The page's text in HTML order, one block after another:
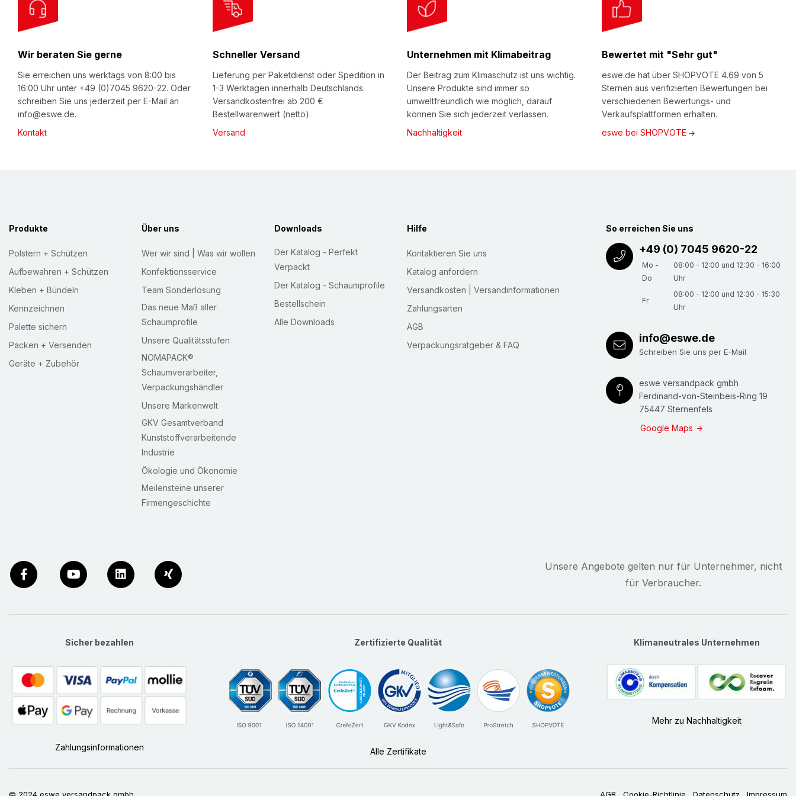
e
w
s
Wir beraten Sie gerne
Sie erreichen uns werktags von 8:00 bis
16:00 Uhr unter +49 (0)7045 9620-22. Oder
schreiben Sie uns jederzeit per E-Mail an
info@eswe.de.
Kontakt
Schneller Versand
Lieferung per Paketdienst oder Spedition in
1-3 Werktagen innerhalb Deutschlands.
Versandkostenfrei ab 200 €
Bestellwarenwert (netto).
Versand
Unternehmen mit Klimabeitrag
Der Beitrag zum Klimaschutz ist uns wichtig.
Unsere Produkte sind immer so
umweltfreundlich wie möglich, darauf
können Sie sich jederzeit verlassen.
Nachhaltigkeit
Bewertet mit "Sehr gut"
eswe.de hat über SHOPVOTE 4.69 von 5
Sternen aus verifizierten Bewertungen bei
verschiedenen Bewertungs- und
Verkaufsplattformen erhalten.
eswe bei SHOPVOTE
Produkte
Polstern + Schützen
Aufbewahren + Schützen
Kleben + Bündeln
Kennzeichnen
Palette sichern
Packen + Versenden
Geräte + Zubehör
Über uns
Wer wir sind | Was wir wollen
Konfektionsservice
Team Sonderlösung
Das neue Maß aller
Schaumprofile
Unsere Qualitätsstufen
NOMAPACK®
Schaumverarbeiter,
Verpackungshändler
Unsere Markenwelt
GKV Gesamtverband
Kunststoffverarbeitende
Industrie
Ökologie und Ökonomie
Meilensteine unserer
Firmengeschichte
Downloads
Der Katalog - Perfekt
Verpackt
Der Katalog - Schaumprofile
Bestellschein
Alle Downloads
Hilfe
Kontaktieren Sie uns
Katalog anfordern
Versandkosten | Versandinformationen
Zahlungsarten
AGB
Verpackungsratgeber & FAQ
So erreichen Sie uns
+49 (0) 7045 9620-22
Mo -
Do
08:00 - 12:00 und 12:30 - 16:00
Uhr
Fr
08:00 - 12:00 und 12:30 - 15:30
Uhr
info@eswe.de
Schreiben Sie uns per E-Mail
eswe versandpack gmbh
Ferdinand-von-Steinbeis-Ring 19
75447 Sternenfels
Google Maps
Unsere Angebote gelten nur für Unternehmer, nicht
für Verbraucher.
Sicher bezahlen
Zahlungsinformationen
Zertifizierte Qualität
Alle Zertifikate
Klimaneutrales Unternehmen
Mehr zu Nachhaltigkeit